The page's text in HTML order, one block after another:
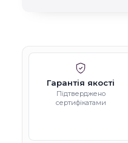
Гарантія якості
Підтверджено
сертифікатами